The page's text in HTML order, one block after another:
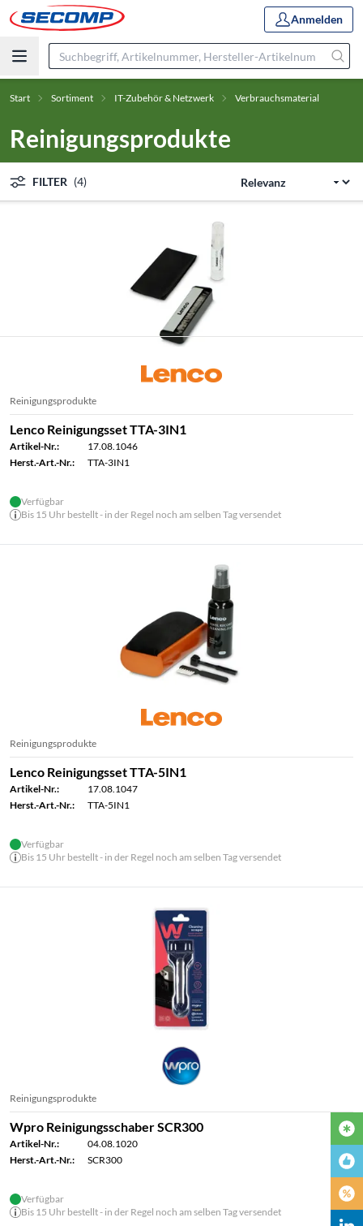
Anmelden
Start Sortiment IT-Zubehör & Netzwerk Verbrauchsmaterial
Reinigungsprodukte
FILTER (4)
Reinigungsprodukte
Lenco Reinigungsset TTA-3IN1
Artikel-Nr.:
17.08.1046
Herst.-Art.-Nr.:
TTA-3IN1
Verfügbar
Bis 15 Uhr bestellt - in der Regel noch am selben Tag versendet
Reinigungsprodukte
Lenco Reinigungsset TTA-5IN1
Artikel-Nr.:
17.08.1047
Herst.-Art.-Nr.:
TTA-5IN1
Verfügbar
Bis 15 Uhr bestellt - in der Regel noch am selben Tag versendet
Reinigungsprodukte
Wpro Reinigungsschaber SCR300
Artikel-Nr.:
04.08.1020
Herst.-Art.-Nr.:
SCR300
Verfügbar
Bis 15 Uhr bestellt - in der Regel noch am selben Tag versendet